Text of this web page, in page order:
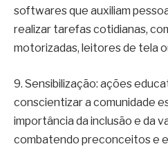
softwares que auxiliam
realizar tarefas cotidianas,
motorizadas, leitores de tela
9. Sensibilização: ações
conscientizar a comunidade
importância da inclusão e da
combatendo preconceitos e